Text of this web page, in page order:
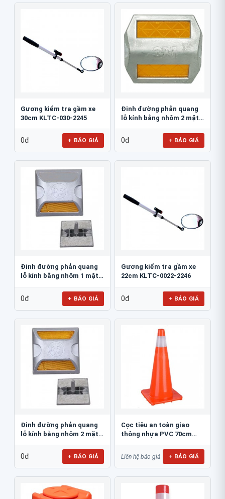
Gương kiểm tra gầm xe
30cm KLTC-030-2245
0đ + BÁO GIÁ
Đinh đường phản quang
lỗ kính bằng nhôm 2 mặt
0đ + BÁO GIÁ
Đinh đường phản quang
lỗ kính bằng nhôm 1 mặt
0đ + BÁO GIÁ
Gương kiểm tra gầm xe
22cm KLTC-0022-2246
0đ + BÁO GIÁ
Đinh đường phản quang
lỗ kính bằng nhôm 2 mặt
0đ + BÁO GIÁ
Cọc tiêu an toàn giao
thông nhựa PVC 70cm
Liên hệ báo giá + BÁO GIÁ